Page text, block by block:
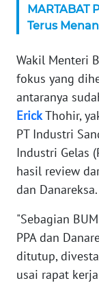
MARTABAT
Terus
Wakil Menteri
fokus yang
antaranya
ErickThohir,
PT Industri
Industri Gelas
hasil review
dan Danareksa.
"Sebagian
PPA dan
ditutup,
usai rapat
Wahana
Regional
SUMUT
WN
JAKARTA
WN
JABAR
WN
BANTEN
WN